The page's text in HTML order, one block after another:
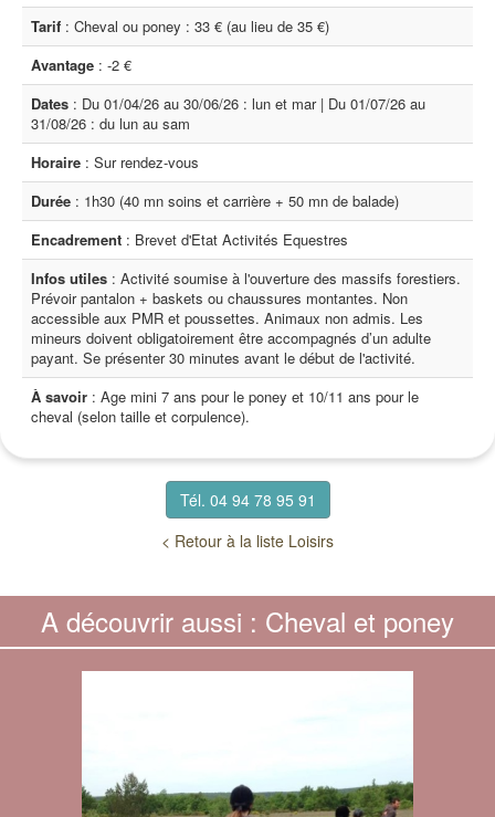
Tarif : Cheval ou poney : 33 € (au lieu de 35 €)
Avantage : -2 €
Dates : Du 01/04/26 au 30/06/26 : lun et mar | Du 01/07/26 au
31/08/26 : du lun au sam
Horaire : Sur rendez-vous
Durée : 1h30 (40 mn soins et carrière + 50 mn de balade)
Encadrement : Brevet d'Etat Activités Equestres
Infos utiles : Activité soumise à l'ouverture des massifs forestiers.
Prévoir pantalon + baskets ou chaussures montantes. Non
accessible aux PMR et poussettes. Animaux non admis. Les
mineurs doivent obligatoirement être accompagnés d’un adulte
payant. Se présenter 30 minutes avant le début de l'activité.
À savoir : Age mini 7 ans pour le poney et 10/11 ans pour le
cheval (selon taille et corpulence).
Tél. 04 94 78 95 91
< Retour à la liste Loisirs
A découvrir aussi : Cheval et poney